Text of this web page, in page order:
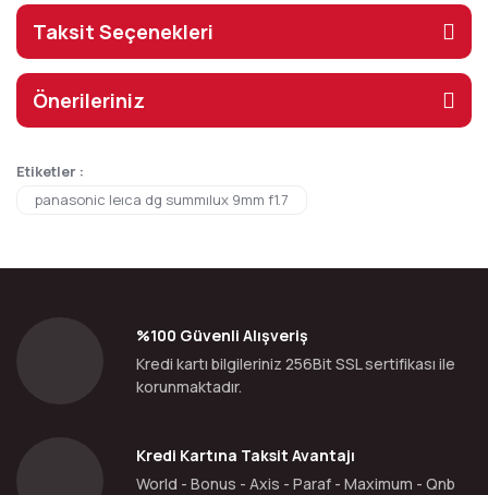
Taksit Seçenekleri
Önerileriniz
Etiketler :
panasonic leıca dg summılux 9mm f1.7
%100 Güvenli Alışveriş
Kredi kartı bilgileriniz 256Bit SSL sertifikası ile
korunmaktadır.
Kredi Kartına Taksit Avantajı
World - Bonus - Axis - Paraf - Maximum - Qnb